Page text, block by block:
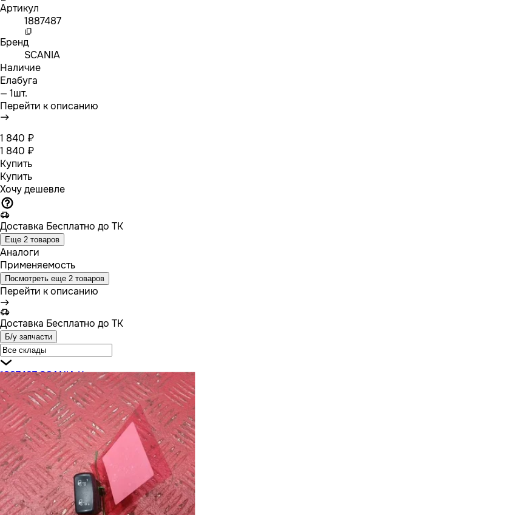
Артикул
1887487
Бренд
SCANIA
Наличие
Елабуга
— 1шт.
Перейти к описанию
1 840 ₽
1 840 ₽
Купить
Купить
Хочу дешевле
Доставка Бесплатно до ТК
Еще 2 товаров
Аналоги
Применяемость
Посмотреть еще 2 товаров
Перейти к описанию
Доставка Бесплатно до ТК
Б/у запчасти
1887487 SCANIA Кнопка